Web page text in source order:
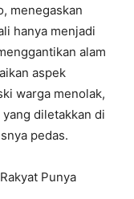
menegaskan
hanya menjadi
alam
aspek
warga menolak,
diletakkan di
pedas.
Punya